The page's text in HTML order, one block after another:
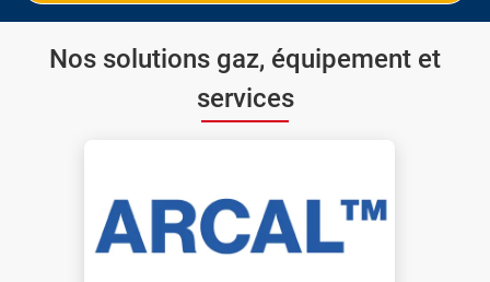
Nos solutions gaz, équipement et
services